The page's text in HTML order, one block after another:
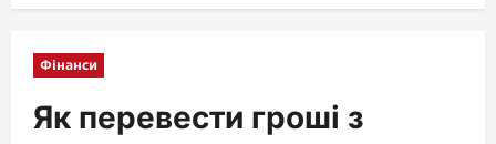
Фінанси
Як перевести гроші з